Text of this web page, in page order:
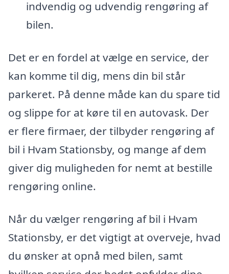
indvendig og udvendig rengøring af
bilen.
Det er en fordel at vælge en service, der
kan komme til dig, mens din bil står
parkeret. På denne måde kan du spare tid
og slippe for at køre til en autovask. Der
er flere firmaer, der tilbyder rengøring af
bil i Hvam Stationsby, og mange af dem
giver dig muligheden for nemt at bestille
rengøring online.
Når du vælger rengøring af bil i Hvam
Stationsby, er det vigtigt at overveje, hvad
du ønsker at opnå med bilen, samt